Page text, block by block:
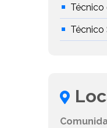
Técnico
Técnico